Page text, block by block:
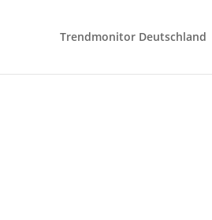
Trendmonitor Deutschland